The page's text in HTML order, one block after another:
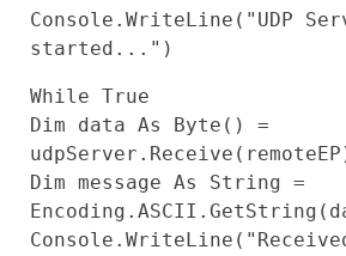
Console.WriteLine( "UDP
started..." )
While True
Dim data As Byte () =
Dim message As String =
Console.WriteLine(